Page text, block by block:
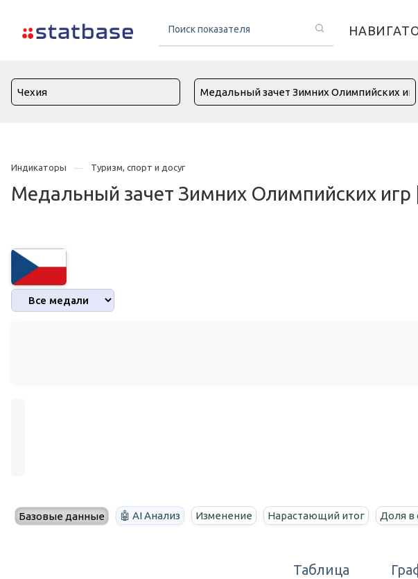
Индикаторы Туризм, спорт и досуг
Медальный зачет Зимних Олимпийских игр
Базовые данные 🤖 AI Анализ Изменение Нарастающий итог Доля в
Таблица